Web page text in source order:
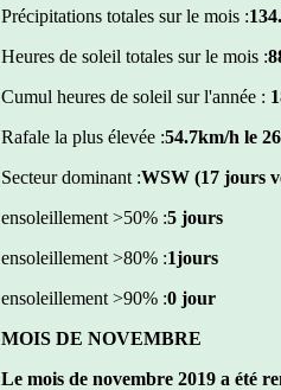
Précipitations totales sur le mois :
Heures de soleil totales sur le mois :
Cumul heures de soleil sur l'année :
Rafale la plus élevée :54.7km/h le
Secteur dominant :WSW (17 jours
ensoleillement >50% :5 jours
ensoleillement >80% :1jours
ensoleillement >90% :0 jour
MOIS DE NOVEMBRE
Le mois de novembre 2019 a été